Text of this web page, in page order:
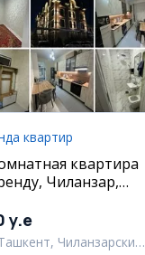
квартир
квартира
Чиланзар,
y.e
Чиланзарский